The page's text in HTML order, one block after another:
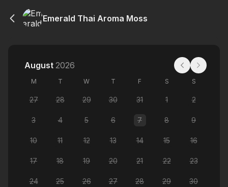
Emerald Thai Aroma Moss
August 2026
M T W T F S S
27 28 29 30 31 1 2
3 4 5 6 7 8 9
10 11 12 13 14 15 16
17 18 19 20 21 22 23
24 25 26 27 28 29 30